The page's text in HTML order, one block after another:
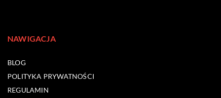
NAWIGACJA
BLOG
POLITYKA PRYWATNOŚCI
REGULAMIN